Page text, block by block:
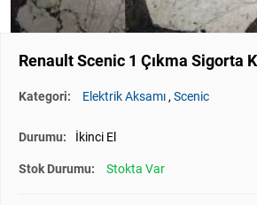
Renault Scenic 1 Çıkma Sigorta
Kategori: Elektrik Aksamı , Scenic
Durumu: İkinci El
Stok Durumu: Stokta Var